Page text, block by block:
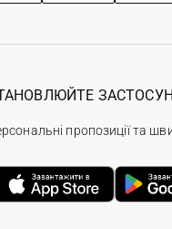
пропозиції та